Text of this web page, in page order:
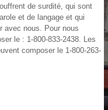
de surdité, qui sont
et de langage et qui
avec nous. Pour nous
le : 1-800-833-2438. Les
composer le 1-800-263-